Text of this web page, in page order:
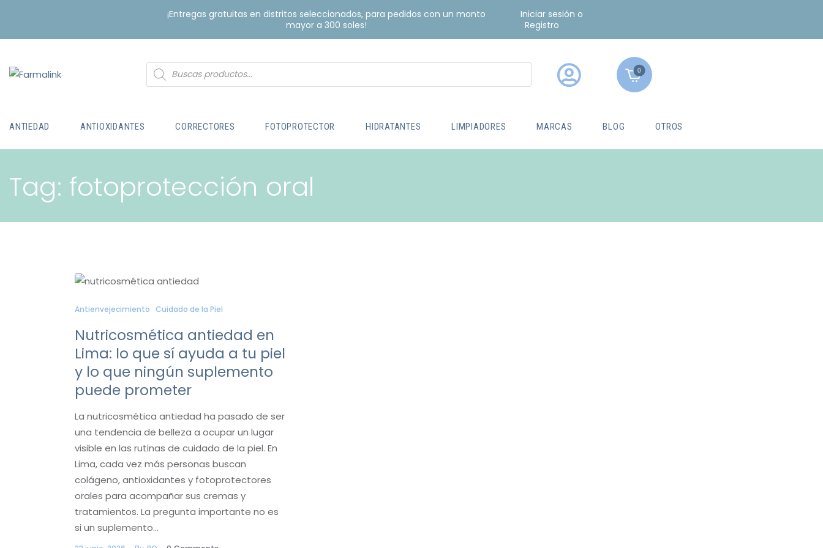
¡Entregas gratuitas en distritos seleccionados, para pedidos con un monto
mayor a 300 soles!
Iniciar sesión o
Registro
0
ANTIEDAD ANTIOXIDANTES CORRECTORES FOTOPROTECTOR HIDRATANTES LIMPIADORES MARCAS BLOG OTROS
Tag: fotoprotección oral
Antienvejecimiento Cuidado de la Piel
Nutricosmética antiedad en
Lima: lo que sí ayuda a tu piel
y lo que ningún suplemento
puede prometer
La nutricosmética antiedad ha pasado de ser
una tendencia de belleza a ocupar un lugar
visible en las rutinas de cuidado de la piel. En
Lima, cada vez más personas buscan
colágeno, antioxidantes y fotoprotectores
orales para acompañar sus cremas y
tratamientos. La pregunta importante no es
si un suplemento…